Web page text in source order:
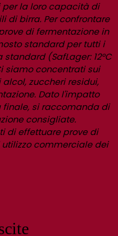
per la loro capacità di
di birra. Per confrontare
di fermentazione in
standard per tutti i
(SafLager: 12°C
siamo concentrati sui
zuccheri residui,
Dato l'impatto
si raccomanda di
consigliate.
di effettuare prove di
commerciale dei